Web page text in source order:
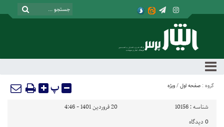
گروه : صفحه اول / ویژه پ
شناسه : 10156
20 فروردین 1401 - 4:46
0 دیدگاه